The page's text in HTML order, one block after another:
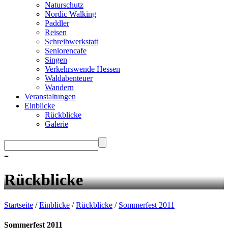
Naturschutz
Nordic Walking
Paddler
Reisen
Schreibwerkstatt
Seniorencafe
Singen
Verkehrswende Hessen
Waldabenteuer
Wandern
Veranstaltungen
Einblicke
Rückblicke
Galerie
≡
Rückblicke
Startseite /Einblicke /Rückblicke / Sommerfest 2011
Sommerfest 2011